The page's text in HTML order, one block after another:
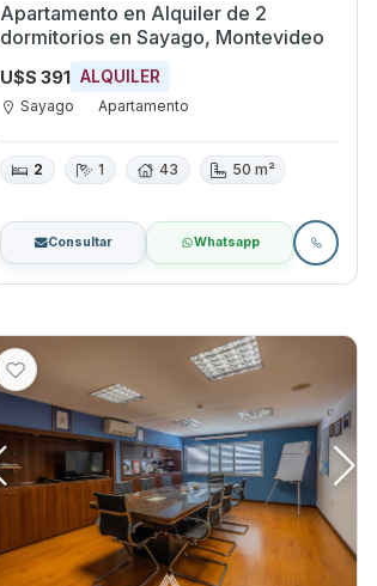
Apartamento en Alquiler de 2
dormitorios en Sayago, Montevideo
U$S 391 ALQUILER
Sayago Apartamento
2 1 43 50 m²
Consultar Whatsapp